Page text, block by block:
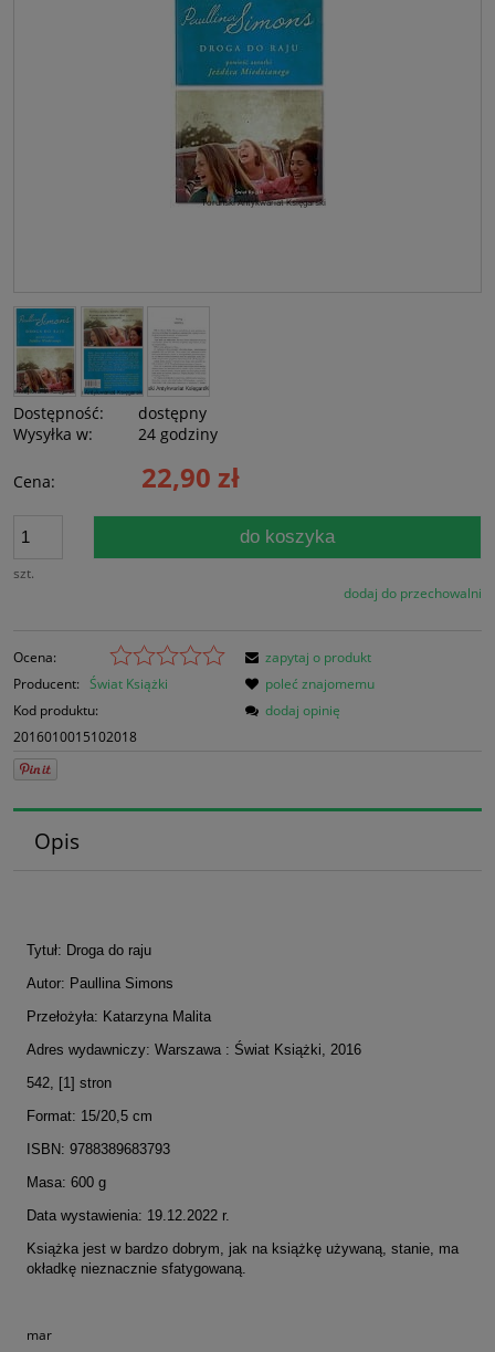
Dostępność:
dostępny
Wysyłka w:
24 godziny
Cena: 22,90 zł
szt.
do koszyka
dodaj do przechowalni
Ocena:
Producent: Świat Książki
Kod produktu:
2016010015102018
zapytaj o produkt
poleć znajomemu
dodaj opinię
Opis
Tytuł: Droga do raju
Autor: Paullina Simons
Przełożyła: Katarzyna Malita
Adres wydawniczy: Warszawa : Świat Książki, 2016
542, [1] stron
Format: 15/20,5 cm
ISBN: 9788389683793
Masa: 600 g
Data wystawienia: 19.12.2022 r.
Książka jest w bardzo dobrym, jak na książkę używaną, stanie, ma
okładkę nieznacznie sfatygowaną.
mar